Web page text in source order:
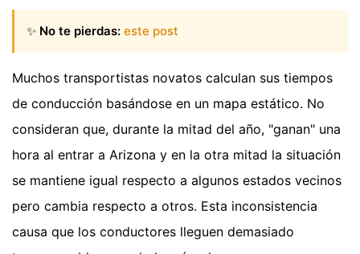
✨ No te pierdas: este post
Muchos transportistas novatos calculan sus tiempos
de conducción basándose en un mapa estático. No
consideran que, durante la mitad del año, "ganan" una
hora al entrar a Arizona y en la otra mitad la situación
se mantiene igual respecto a algunos estados vecinos
pero cambia respecto a otros. Esta inconsistencia
causa que los conductores lleguen demasiado